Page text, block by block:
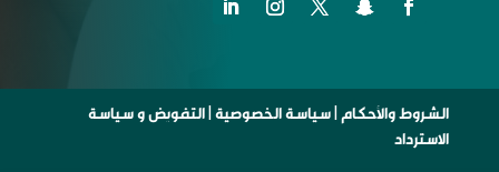
الشروط والأحكام سياسة الخصوصية| التفويض و سياسة
الاسترداد